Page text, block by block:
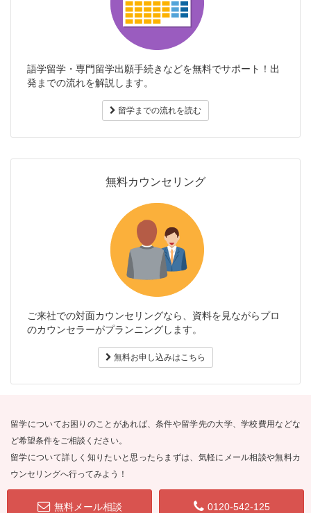
語学留学・専門留学出願手続きなどを無料でサポート！出
発までの流れを解説します。
留学までの流れを読む
無料カウンセリング
ご来社での対面カウンセリングなら、資料を見ながらプロ
のカウンセラーがプランニングします。
無料お申し込みはこちら
留学についてお困りのことがあれば、条件や留学先の大学、学校費用などな
ど希望条件をご相談ください。
留学について詳しく知りたいと思ったらまずは、気軽にメール相談や無料カ
ウンセリングへ行ってみよう！
無料メール相談 0120-542-125